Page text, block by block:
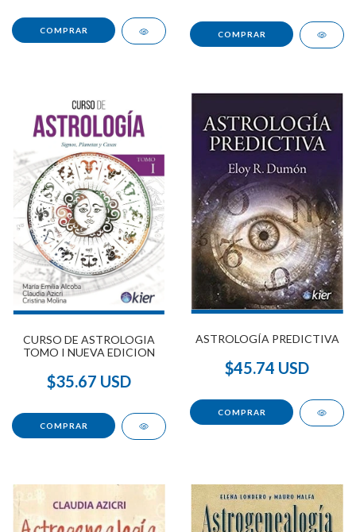
CURSO DE ASTROLOGIA
TOMO I NUEVA EDICION
$35.67 USD
ASTROLOGÍA PREDICTIVA
$45.74 USD